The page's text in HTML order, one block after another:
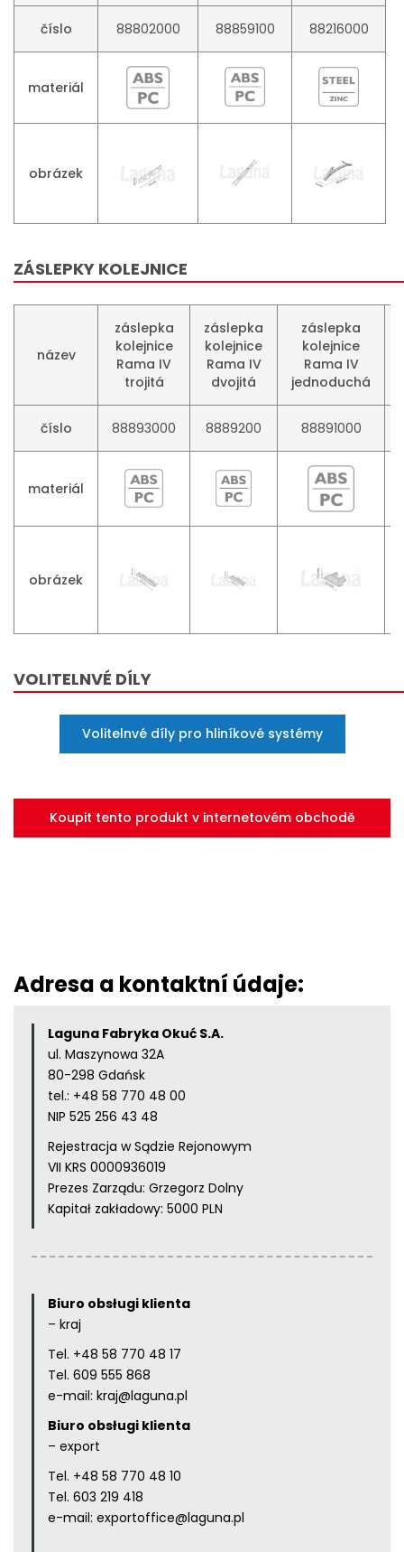
číslo 88802000 88859100 88216000
materiál
obrázek
ZÁSLEPKY KOLEJNICE
název
záslepka
kolejnice
Rama IV
trojitá
záslepka
kolejnice
Rama IV
dvojitá
záslepka
kolejnice
Rama IV
jednoduchá
číslo 88893000 8889200 88891000
materiál
obrázek
VOLITELNVÉ DÍLY
Volitelnvé díly pro hliníkové systémy
Koupit tento produkt v internetovém obchodě
Adresa a kontaktní údaje:
Laguna Fabryka Okuć S.A.
ul. Maszynowa 32A
80-298 Gdańsk
tel.: +48 58 770 48 00
NIP 525 256 43 48
Rejestracja w Sądzie Rejonowym
VII KRS 0000936019
Prezes Zarządu: Grzegorz Dolny
Kapitał zakładowy: 5000 PLN
Biuro obsługi klienta
– kraj
Tel. +48 58 770 48 17
Tel. 609 555 868
e-mail: kraj@laguna.pl
Biuro obsługi klienta
– export
Tel. +48 58 770 48 10
Tel. 603 219 418
e-mail: exportoffice@laguna.pl